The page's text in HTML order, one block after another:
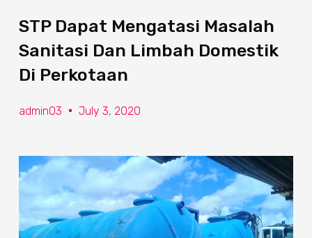
STP Dapat Mengatasi Masalah
Sanitasi Dan Limbah Domestik
Di Perkotaan
admin03 July 3, 2020